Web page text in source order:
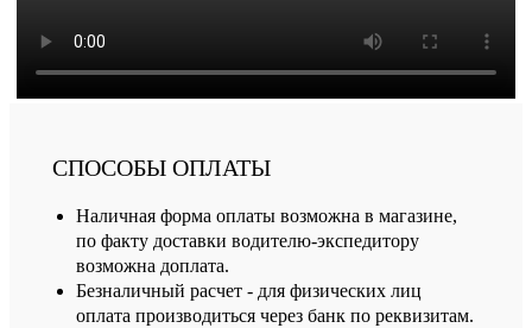
СПОСОБЫ ОПЛАТЫ
Наличная форма оплаты возможна в магазине,
по факту доставки водителю-экспедитору
возможна доплата.
Безналичный расчет - для физических лиц
оплата производиться через банк по реквизитам.